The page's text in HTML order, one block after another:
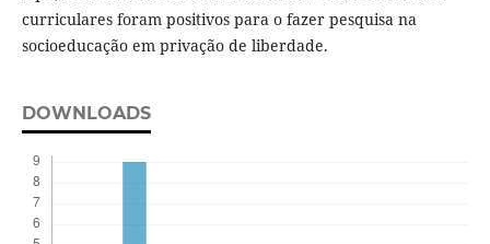
curriculares foram positivos para o fazer pesquisa na
socioeducação em privação de liberdade.
DOWNLOADS